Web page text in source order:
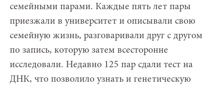
семейными парами. Каждые пять лет пары
приезжали в университет и описывали свою
семейную жизнь, разговаривали друг с другом
по запись, которую затем всесторонне
исследовали. Недавно 125 пар сдали тест на
ДНК, что позволило узнать и генетическую